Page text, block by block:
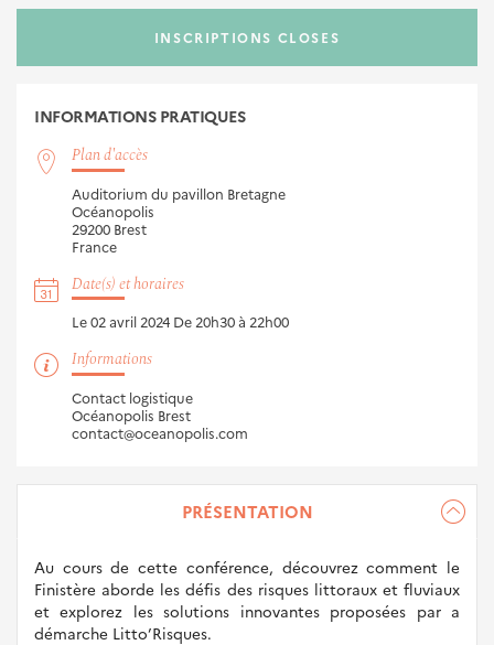
INSCRIPTIONS CLOSES
INFORMATIONS PRATIQUES
Plan d'accès
Auditorium du pavillon Bretagne
Océanopolis
29200 Brest
France
Date(s) et horaires
Le 02 avril 2024 De 20h30 à 22h00
Informations
Contact logistique
Océanopolis Brest
contact@oceanopolis.com
PRÉSENTATION
Au cours de cette conférence, découvrez comment le
Finistère aborde les défis des risques littoraux et fluviaux
et explorez les solutions innovantes proposées par a
démarche Litto’Risques.